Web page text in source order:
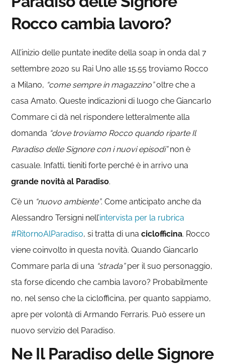
Rocco cambia lavoro?
All’inizio delle puntate inedite della soap in onda dal 7
settembre 2020 su Rai Uno alle 15.55 troviamo Rocco
a Milano, “come sempre in magazzino”oltre che a
casa Amato. Queste indicazioni di luogo che Giancarlo
Commare ci dà nel rispondere letteralmente alla
domanda “dove troviamo Rocco quando riparte Il
Paradiso delle Signore con i nuovi episodi”non è
casuale. Infatti, tieniti forte perché è in arrivo una
grande novità al Paradiso.
C’è un “nuovo ambiente”. Come anticipato anche da
Alessandro Tersigni nell’intervista per la rubrica
#RitornoAlParadiso, si tratta di unaciclofficina. Rocco
viene coinvolto in questa novità. Quando Giancarlo
Commare parla di una “strada”per il suo personaggio,
sta forse dicendo che cambia lavoro? Probabilmente
no, nel senso che la ciclofficina, per quanto sappiamo,
apre per volontà di Armando Ferraris. Può essere un
nuovo servizio del Paradiso.
Ne Il Paradiso delle Signore